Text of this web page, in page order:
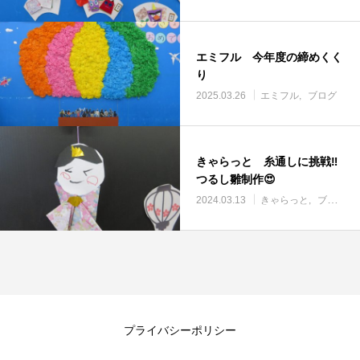
エミフル 今年度の締めくく
り
2025.03.26 エミフル ブログ
きゃらっと 糸通しに挑戦‼
つるし雛制作😍
2024.03.13 きゃらっと ブログ
プライバシーポリシー